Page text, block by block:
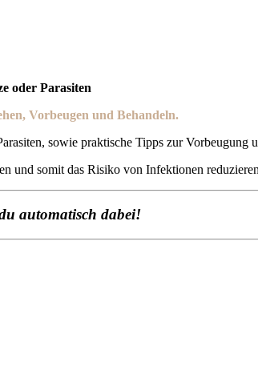
oder Parasiten
Vorbeugen und Behandeln.
sowie praktische Tipps zur Vorbeugung
und somit das Risiko von Infektionen
automatisch dabei!